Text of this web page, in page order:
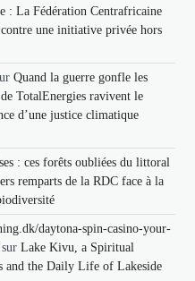
: La Fédération Centrafricaine
une initiative privée hors
Quand la guerre gonfle les
TotalEnergies ravivent le
d’une justice climatique
: ces forêts oubliées du littoral
remparts de la RDC face à la
daytona-spin-casino-your-
surLake Kivu, a Spiritual
and the Daily Life of Lakeside